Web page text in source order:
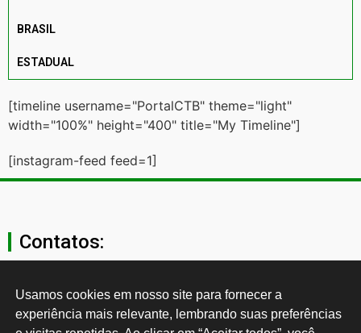
BRASIL
ESTADUAL
[timeline username="PortalCTB" theme="light"
width="100%" height="400" title="My Timeline"]
[instagram-feed feed=1]
Contatos:
secgeral@ctb.org.br
11 3874-0040
Usamos cookies em nosso site para fornecer a
experiência mais relevante, lembrando suas preferências